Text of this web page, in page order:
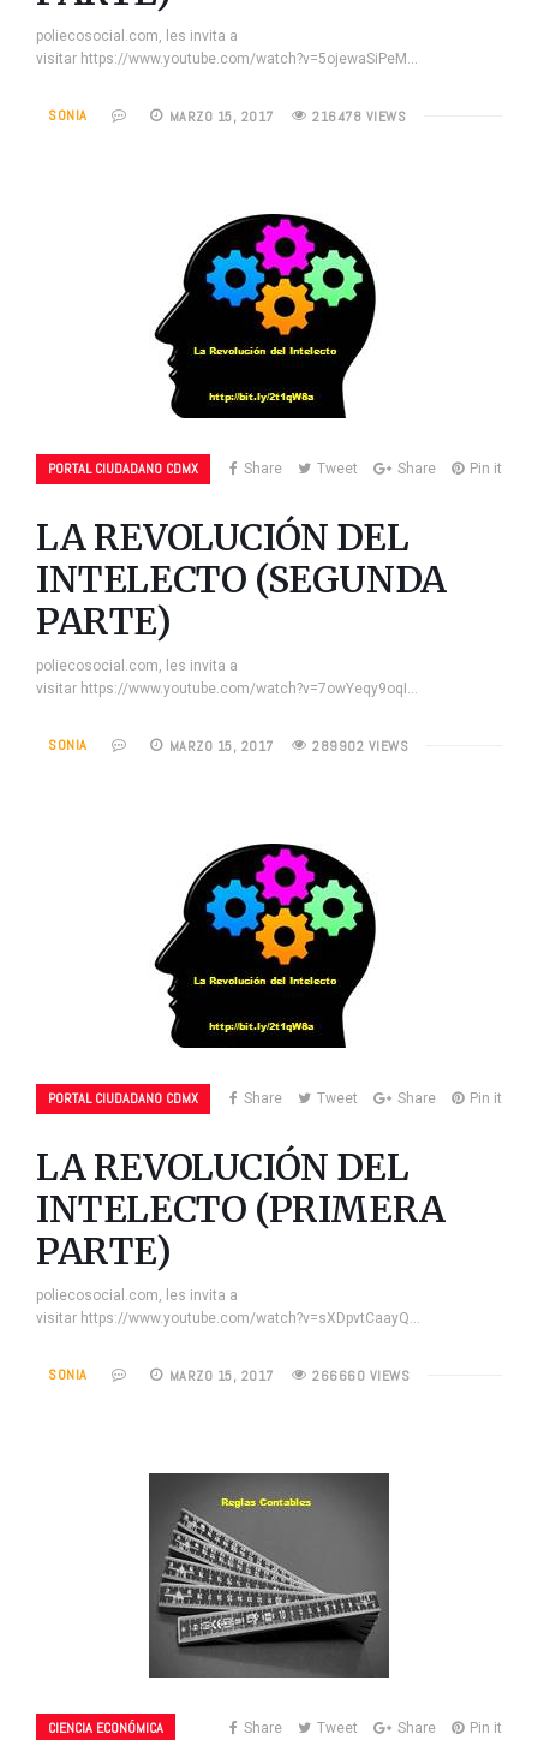
poliecosocial.com, les invita a
visitar https://www.youtube.com/watch?v=5ojewaSiPeM…
SONIA MARZO 15, 2017 216478 VIEWS
PORTAL CIUDADANO CDMX Share Tweet Share Pin it
LA REVOLUCIÓN DEL
INTELECTO (SEGUNDA
PARTE)
poliecosocial.com, les invita a
visitar https://www.youtube.com/watch?v=7owYeqy9oqI…
SONIA MARZO 15, 2017 289902 VIEWS
PORTAL CIUDADANO CDMX Share Tweet Share Pin it
LA REVOLUCIÓN DEL
INTELECTO (PRIMERA
PARTE)
poliecosocial.com, les invita a
visitar https://www.youtube.com/watch?v=sXDpvtCaayQ…
SONIA MARZO 15, 2017 266660 VIEWS
CIENCIA ECONÓMICA Share Tweet Share Pin it